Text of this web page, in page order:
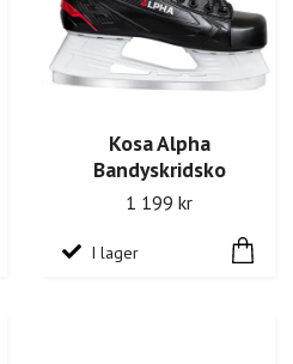
Kosa Alpha
Bandyskridsko
1 199 kr
I lager